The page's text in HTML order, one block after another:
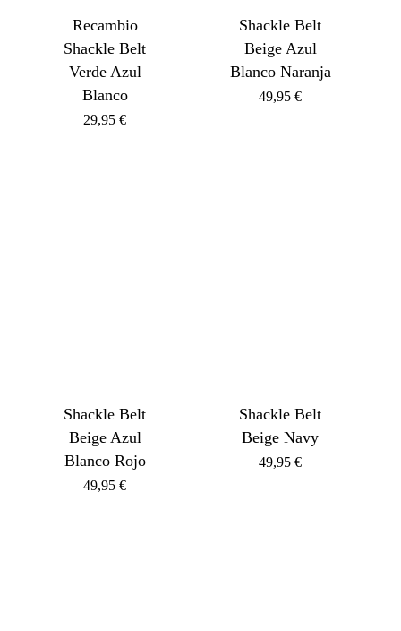
Recambio
Shackle Belt
Verde Azul
Blanco
29,95€
Shackle Belt
Beige Azul
Blanco Naranja
49,95€
Shackle Belt
Beige Azul
Blanco Rojo
49,95€
Shackle Belt
Beige Navy
49,95€